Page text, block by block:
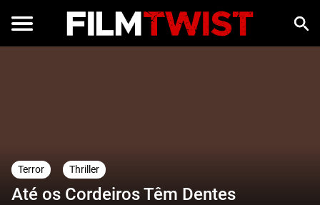
Terror Thriller
Até os Cordeiros Têm Dentes